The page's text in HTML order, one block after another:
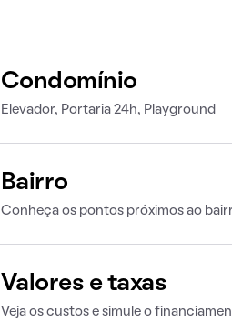
Condomínio
Elevador, Portaria 24h, Playground
Bairro
Conheça os pontos próximos ao
Valores e taxas
Veja os custos e simule o